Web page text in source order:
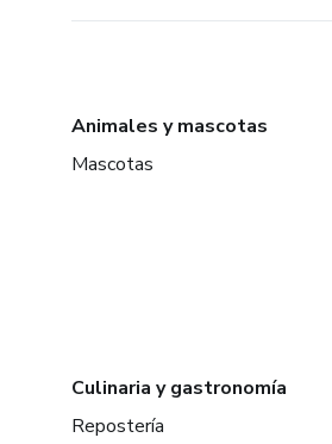
Animales y mascotas
Mascotas
Culinaria y gastronomía
Repostería